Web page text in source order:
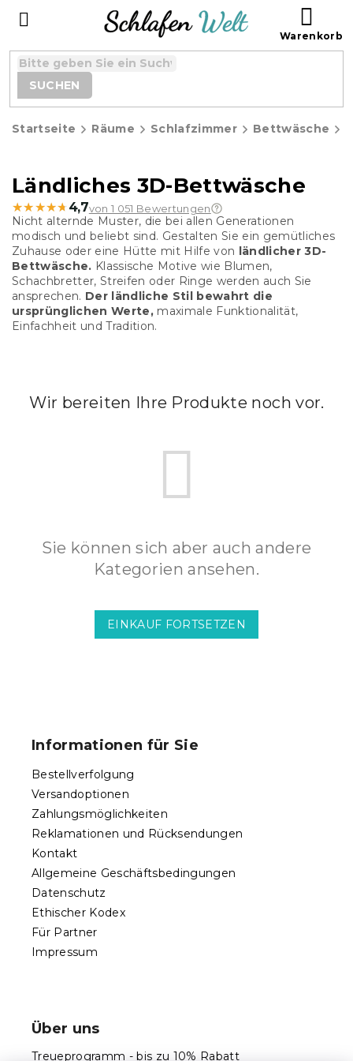
SUCHEN
Startseite Räume Schlafzimmer Bettwäsche
Ländliches 3D-Bettwäsche
★★★★★
★★★★★ 4,7von 1 051 Bewertungen
Nicht alternde Muster, die bei allen Generationen
modisch und beliebt sind. Gestalten Sie ein gemütliches
Zuhause oder eine Hütte mit Hilfe von
ländlicher 3D-
Bettwäsche. Klassische Motive wie Blumen,
Schachbretter, Streifen oder Ringe werden auch Sie
ansprechen. Der ländliche Stil bewahrt die
ursprünglichen Werte, maximale Funktionalität,
Einfachheit und Tradition.
Wir bereiten Ihre Produkte noch vor.
Sie können sich aber auch andere
Kategorien ansehen.
EINKAUF FORTSETZEN
Informationen für Sie
Bestellverfolgung
Versandoptionen
Zahlungsmöglichkeiten
Reklamationen und Rücksendungen
Kontakt
Allgemeine Geschäftsbedingungen
Datenschutz
Ethischer Kodex
Für Partner
Impressum
Über uns
Treueprogramm - bis zu 10% Rabatt